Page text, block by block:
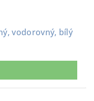
vodorovný, bílý